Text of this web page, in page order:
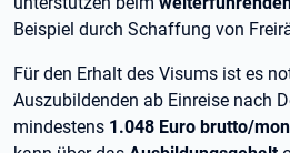
Beispiel durch Schaffung von
Für den Erhalt des Visums ist es
Auszubildenden ab Einreise nach
mindestens 1.048 Euro brutto/